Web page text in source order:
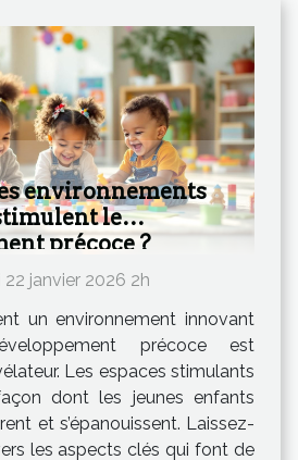
environnements
le
précoce ?
22 janvier 2026 2h
un environnement innovant
précoce est
Les espaces stimulants
dont les jeunes enfants
et s’épanouissent. Laissez-
les aspects clés qui font de